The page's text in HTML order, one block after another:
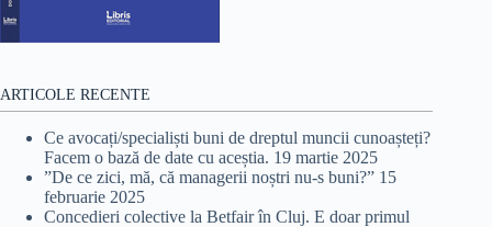
ARTICOLE RECENTE
Ce avocați/specialiști buni de dreptul muncii cunoașteți?
Facem o bază de date cu aceștia. 19 martie 2025
”De ce zici, mă, că managerii noștri nu-s buni?” 15
februarie 2025
Concedieri colective la Betfair în Cluj. E doar primul